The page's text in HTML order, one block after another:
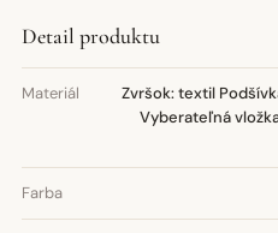
Detail produktu
Materiál
Zvršok: textil
Vyberateľná
Farba